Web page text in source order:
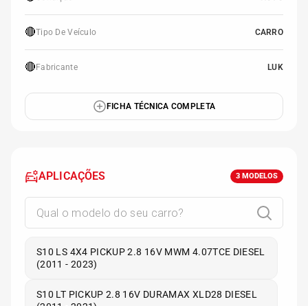
🔴Tipo De Veículo CARRO
🔴 Fabricante LUK
FICHA TÉCNICA COMPLETA
APLICAÇÕES 3 MODELOS
S10 LS 4X4 PICKUP 2.8 16V MWM 4.07TCE DIESEL
(2011 - 2023)
S10 LT PICKUP 2.8 16V DURAMAX XLD28 DIESEL